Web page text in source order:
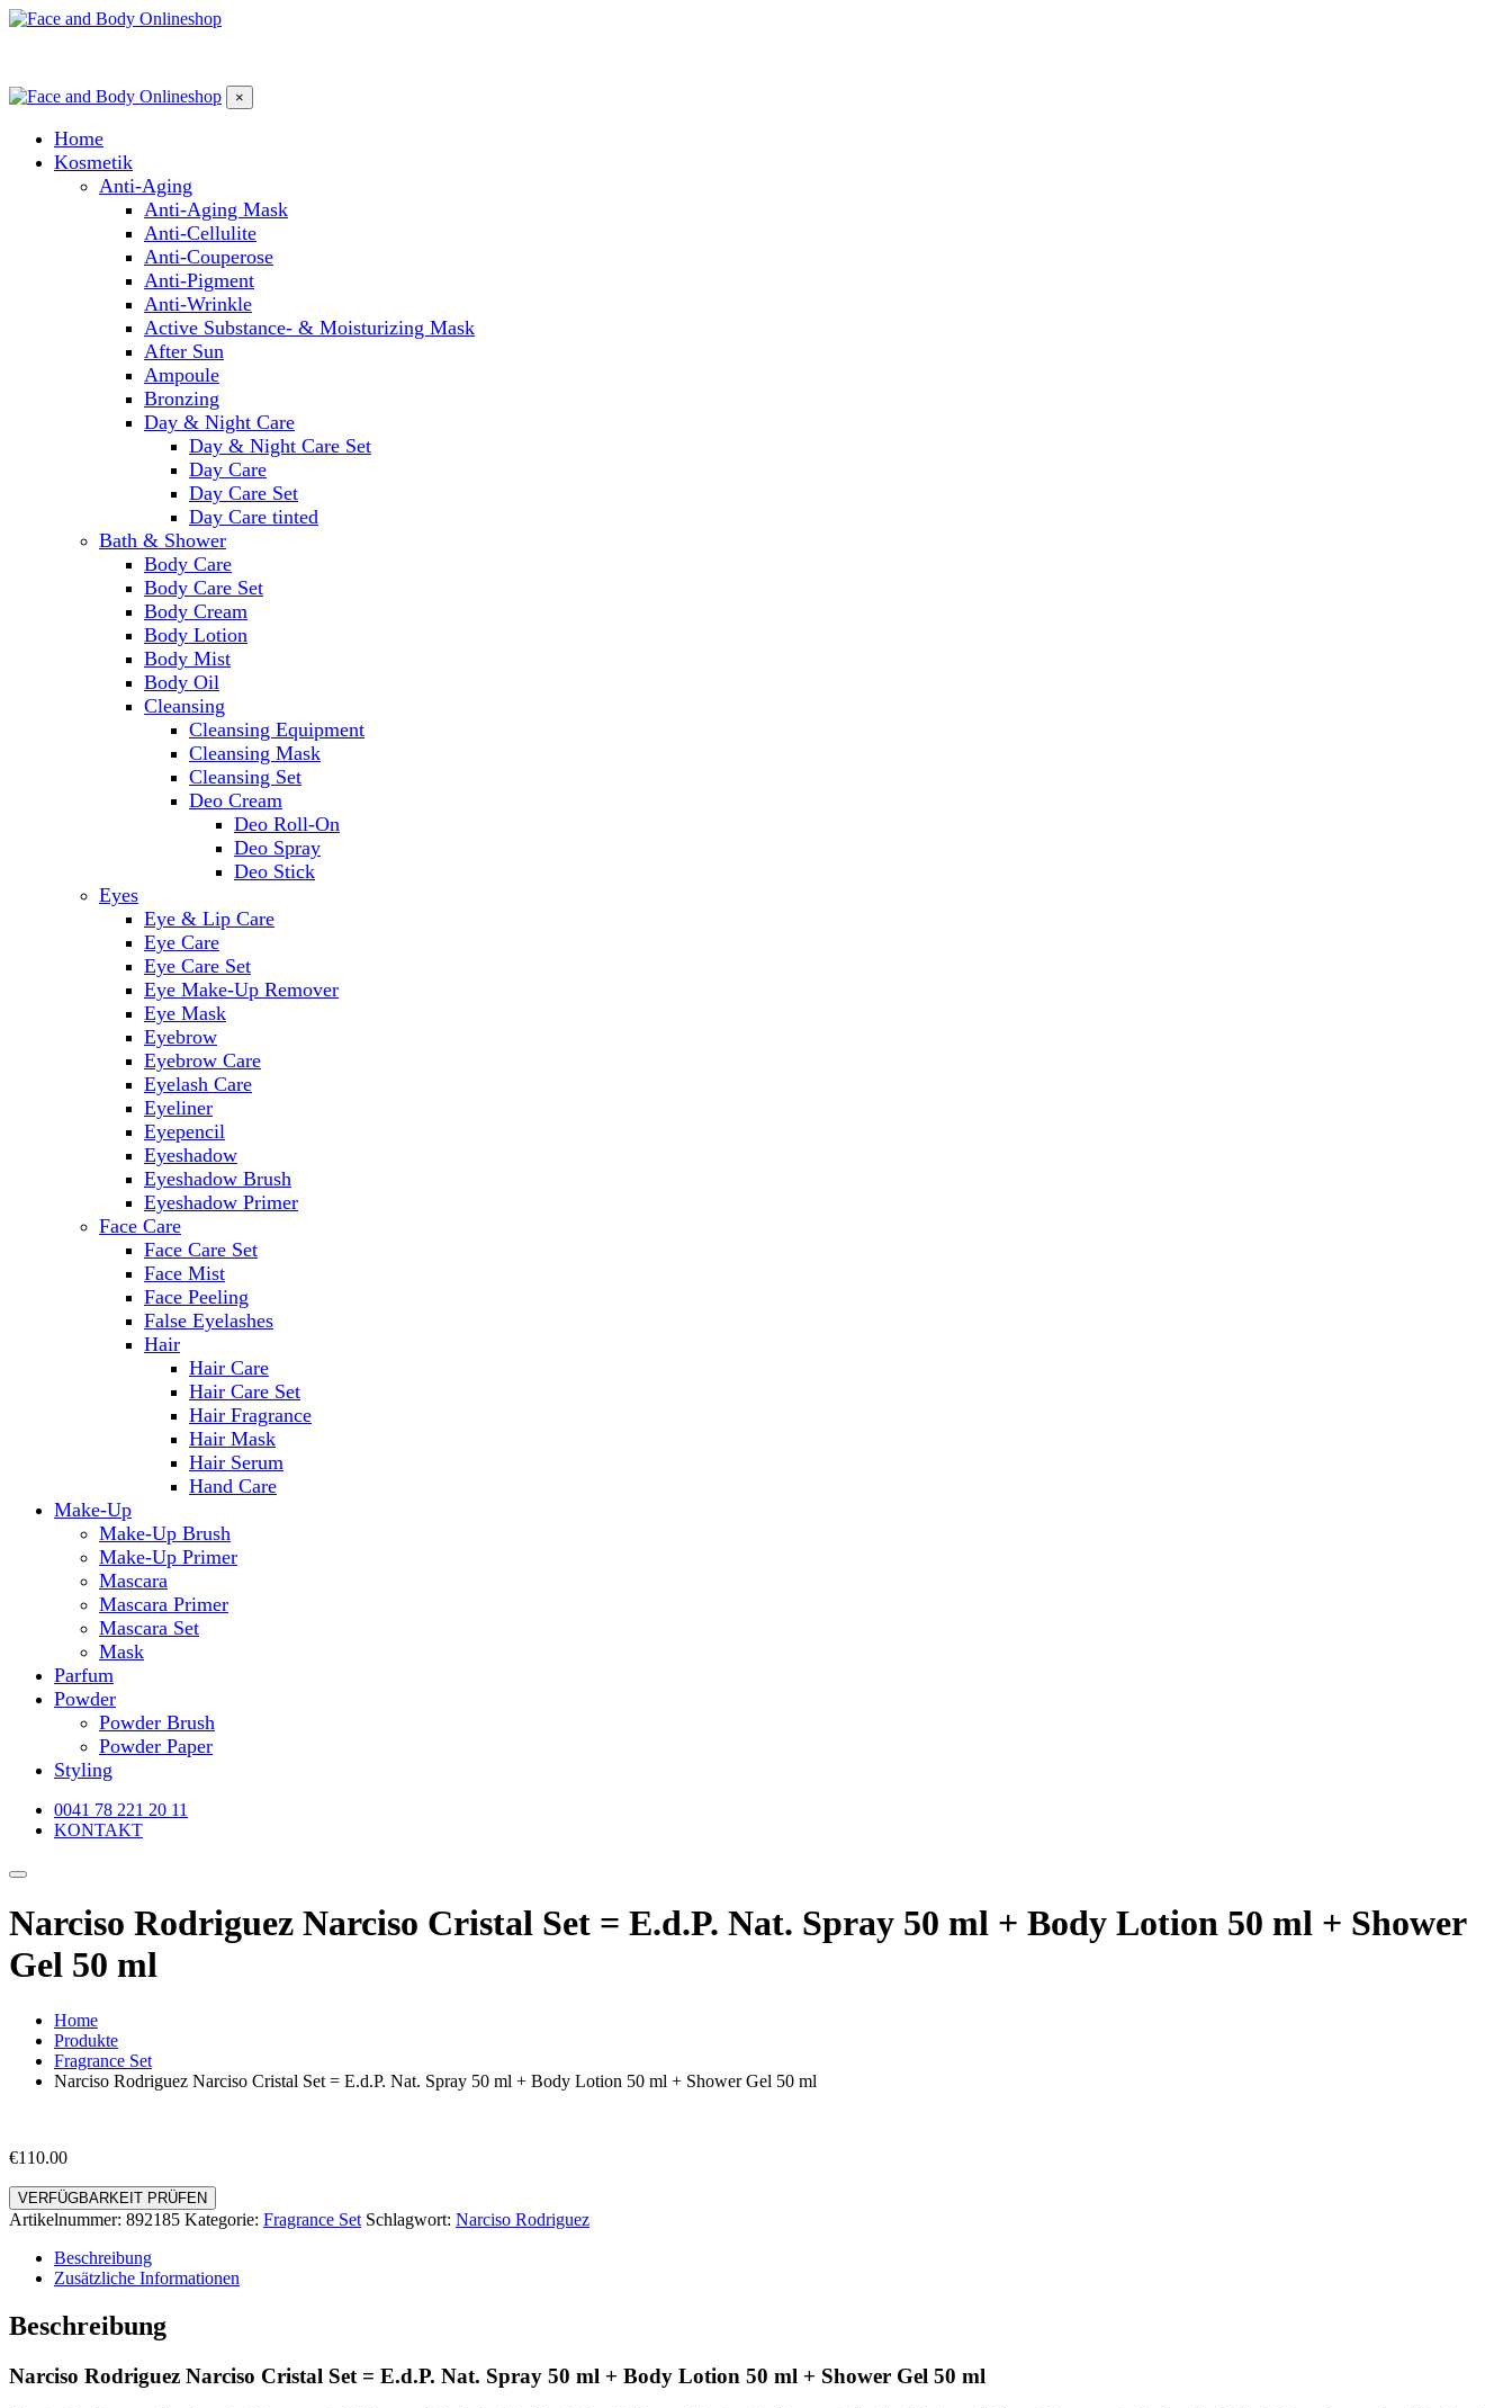
×
Home
Kosmetik
Anti-Aging
Anti-Aging Mask
Anti-Cellulite
Anti-Couperose
Anti-Pigment
Anti-Wrinkle
Active Substance- & Moisturizing Mask
After Sun
Ampoule
Bronzing
Day & Night Care
Day & Night Care Set
Day Care
Day Care Set
Day Care tinted
Bath & Shower
Body Care
Body Care Set
Body Cream
Body Lotion
Body Mist
Body Oil
Cleansing
Cleansing Equipment
Cleansing Mask
Cleansing Set
Deo Cream
Deo Roll-On
Deo Spray
Deo Stick
Eyes
Eye & Lip Care
Eye Care
Eye Care Set
Eye Make-Up Remover
Eye Mask
Eyebrow
Eyebrow Care
Eyelash Care
Eyeliner
Eyepencil
Eyeshadow
Eyeshadow Brush
Eyeshadow Primer
Face Care
Face Care Set
Face Mist
Face Peeling
False Eyelashes
Hair
Hair Care
Hair Care Set
Hair Fragrance
Hair Mask
Hair Serum
Hand Care
Make-Up
Make-Up Brush
Make-Up Primer
Mascara
Mascara Primer
Mascara Set
Mask
Parfum
Powder
Powder Brush
Powder Paper
Styling
0041 78 221 20 11
KONTAKT
Narciso Rodriguez Narciso Cristal Set = E.d.P. Nat. Spray 50 ml + Body Lotion 50 ml + Shower
Gel 50 ml
Home
Produkte
Fragrance Set
Narciso Rodriguez Narciso Cristal Set = E.d.P. Nat. Spray 50 ml + Body Lotion 50 ml + Shower Gel 50 ml
€110.00
VERFÜGBARKEIT PRÜFEN
Artikelnummer: 892185 Kategorie: Fragrance Set Schlagwort: Narciso Rodriguez
Beschreibung
Zusätzliche Informationen
Beschreibung
Narciso Rodriguez Narciso Cristal Set = E.d.P. Nat. Spray 50 ml + Body Lotion 50 ml + Shower Gel 50 ml